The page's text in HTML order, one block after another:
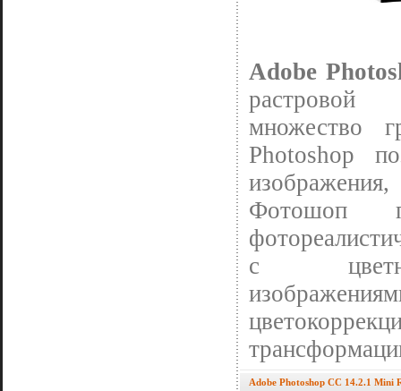
Adobe
растровой
множество
Photoshop
Фотошоп
с
Adobe Photoshop CC 14.2.1 Mini